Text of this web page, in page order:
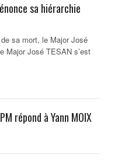
sa hiérarchie
sa mort, le Major José
Major José TESAN s’est
répond à Yann MOIX